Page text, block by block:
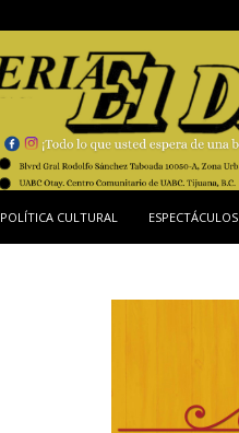
POLÍTICA CULTURAL ESPECTÁCULOS